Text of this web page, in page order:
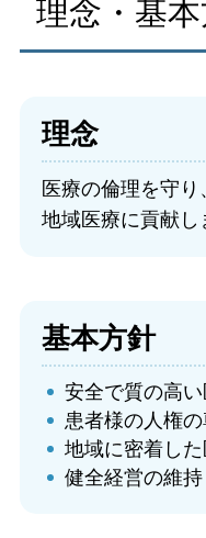
理念・基
理念
医療の倫理を守り
地域医療に貢献し
基本方針
安全で質の高
患者様の人権
地域に密着し
健全経営の維持